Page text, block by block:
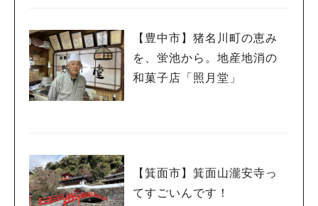
【豊中市】猪名川町の恵み
を、蛍池から。地産地消の
和菓子店「照月堂」
【箕面市】箕面山瀧安寺っ
てすごいんです！